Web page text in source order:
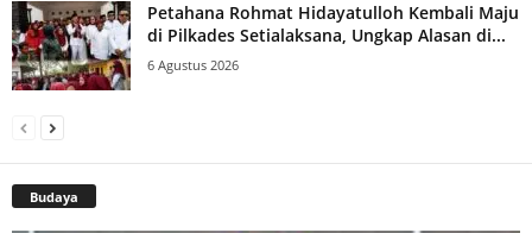
Petahana Rohmat Hidayatulloh Kembali Maju
di Pilkades Setialaksana, Ungkap Alasan di...
6 Agustus 2026
Budaya